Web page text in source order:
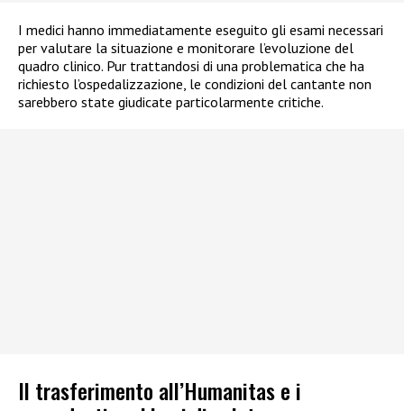
I medici hanno immediatamente eseguito gli esami necessari
per valutare la situazione e monitorare l’evoluzione del
quadro clinico. Pur trattandosi di una problematica che ha
richiesto l’ospedalizzazione, le condizioni del cantante non
sarebbero state giudicate particolarmente critiche.
Il trasferimento all’Humanitas e i